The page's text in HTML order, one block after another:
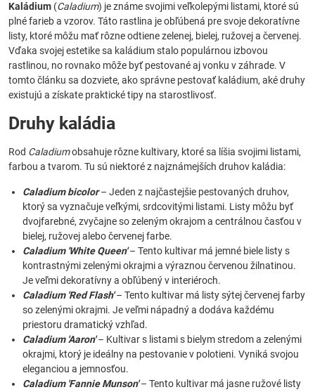
Kaládium (Caladium) je známe svojimi veľkolepými listami, ktoré sú
plné farieb a vzorov. Táto rastlina je obľúbená pre svoje dekoratívne
listy, ktoré môžu mať rôzne odtiene zelenej, bielej, ružovej a červenej.
Vďaka svojej estetike sa kaládium stalo populárnou izbovou
rastlinou, no rovnako môže byť pestované aj vonku v záhrade. V
tomto článku sa dozviete, ako správne pestovať kaládium, aké druhy
existujú a získate praktické tipy na starostlivosť.
Druhy kaládia
Rod Caladiumobsahuje rôzne kultivary, ktoré sa líšia svojimi listami,
farbou a tvarom. Tu sú niektoré z najznámejších druhov kaládia:
Caladium bicolor– Jeden z najčastejšie pestovaných druhov,
ktorý sa vyznačuje veľkými, srdcovitými listami. Listy môžu byť
dvojfarebné, zvyčajne so zeleným okrajom a centrálnou časťou v
bielej, ružovej alebo červenej farbe.
Caladium 'White Queen'– Tento kultivar má jemné biele listy s
kontrastnými zelenými okrajmi a výraznou červenou žilnatinou.
Je veľmi dekoratívny a obľúbený v interiéroch.
Caladium 'Red Flash'– Tento kultivar má listy sýtej červenej farby
so zelenými okrajmi. Je veľmi nápadný a dodáva každému
priestoru dramatický vzhľad.
Caladium 'Aaron'– Kultivar s listami s bielym stredom a zelenými
okrajmi, ktorý je ideálny na pestovanie v polotieni. Vyniká svojou
eleganciou a jemnosťou.
Caladium 'Fannie Munson'– Tento kultivar má jasne ružové listy